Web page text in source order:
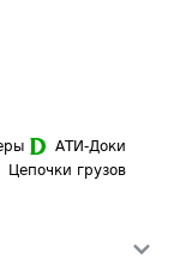
АТИ-Доки
Цепочки грузов